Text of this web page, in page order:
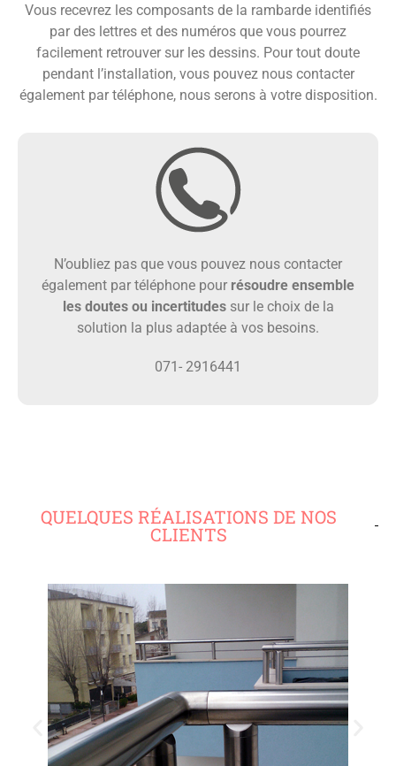
Vous recevrez les composants de la rambarde identifiés
par des lettres et des numéros que vous pourrez
facilement retrouver sur les dessins. Pour tout doute
pendant l’installation, vous pouvez nous contacter
également par téléphone, nous serons à votre disposition.
N’oubliez pas que vous pouvez nous contacter
également par téléphone pour résoudre ensemble
les doutes ou incertitudessur le choix de la
solution la plus adaptée à vos besoins.
071- 2916441
QUELQUES RÉALISATIONS DE NOS
CLIENTS